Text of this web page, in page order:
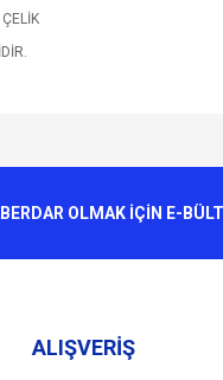
OLMAK İÇİN E-
ALIŞVERİŞ